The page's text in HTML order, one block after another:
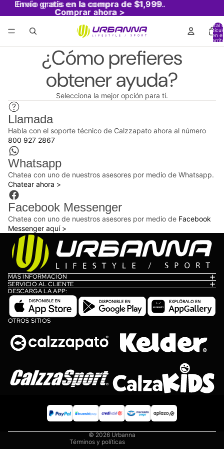
Envío gratis en la compra de $1,999.
Comprar ahora >
Envío gratis en la compra de $1,999.
Comprar ahora >
Total
en el
0
¿Cómo prefieres
obtener ayuda?
Selecciona la mejor opción para tí.
Llamada
Habla con el soporte técnico de Calzzapato ahora al número
800 927 2867
Whatsapp
Chatea con uno de nuestros asesores por medio de Whatsapp.
Chatear ahora >
Facebook Messenger
Chatea con uno de nuestros asesores por medio de Facebook
Messenger aquí >
MÁS INFORMACIÓN
SERVICIO AL CLIENTE
DESCARGA LA APP:
OTROS SITIOS
© 2026 Urbanna
Términos y políticas
Política de privacidad
Política de reembolso
Política de envío
Información de contacto